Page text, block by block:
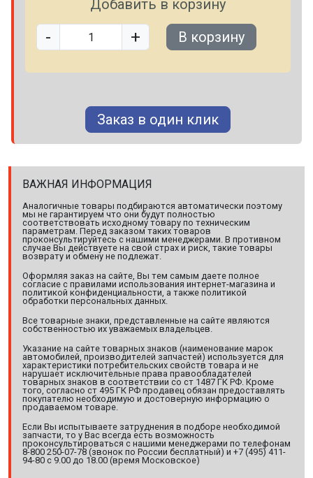
Добавить в корзину
- + В корзину
Заказ в один клик
ВАЖНАЯ ИНФОРМАЦИЯ
Аналогичные товары подбираются автоматически поэтому
мы не гарантируем что они будут полностью
соответствовать исходному товару по техническим
параметрам. Перед заказом таких товаров
проконсультируйтесь с нашими менеджерами. В противном
случае Вы действуете на свой страх и риск, такие товары
возврату и обмену не подлежат.
Оформляя заказ на сайте, Вы тем самым даете полное
согласие с правилами использования интернет-магазина и
политикой конфиденциальности, а также политикой
обработки персональных данных.
Все товарные знаки, представленные на сайте являются
собственностью их уважаемых владельцев.
Указание на сайте товарных знаков (наименование марок
автомобилей, производителей запчастей) используется для
характеристики потребительских свойств товара и не
нарушает исключительные права правообладателей
товарных знаков в соответствии со ст 1487 ГК РФ. Кроме
того, согласно ст 495 ГК РФ продавец обязан предоставлять
покупателю необходимую и достоверную информацию о
продаваемом товаре.
Если Вы испытываете затруднения в подборе необходимой
запчасти, то у Вас всегда есть возможность
проконсультироваться с нашими менеджерами по телефонам
8-800 250-07-78 (звонок по России бесплатный) и +7 (495) 411-
94-80 с 9.00 до 18.00 (время Московское)